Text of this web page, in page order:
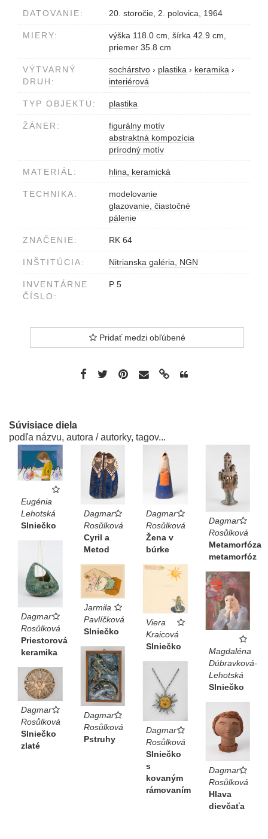
DATOVANIE: 20. storočie, 2. polovica, 1964
MIERY:
výška 118.0 cm, šírka 42.9 cm,
priemer 35.8 cm
VÝTVARNÝ
DRUH:
sochárstvo › plastika › keramika ›
interiérová
TYP OBJEKTU: plastika
ŽÁNER:
figurálny motív
abstraktná kompozícia
prírodný motív
MATERIÁL: hlina, keramická
TECHNIKA:
modelovanie
glazovanie, čiastočné
pálenie
ZNAČENIE: RK 64
INŠTITÚCIA: Nitrianska galéria, NGN
INVENTÁRNE
ČÍSLO:
P 5
Pridať medzi obľúbené
Súvisiace diela
podľa názvu, autora / autorky, tagov...
Eugénia
Lehotská
Slniečko
Dagmar
Rosůlková
Cyril a
Metod
Dagmar
Rosůlková
Žena v
búrke
Dagmar
Rosůlková
Metamorfóza
metamorfóz
Dagmar
Rosůlková
Priestorová
keramika
Jarmila
Pavlíčková
Slniečko
Viera
Kraicová
Slniečko
Magdaléna
Dúbravková-
Lehotská
Slniečko
Dagmar
Rosůlková
Pstruhy
Dagmar
Rosůlková
Slniečko
s
kovaným
rámovaním
Dagmar
Rosůlková
Slniečko
zlaté
Dagmar
Rosůlková
Hlava
dievčaťa